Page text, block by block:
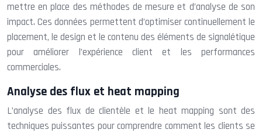
mettre en place des méthodes de mesure et d’analyse de son
impact. Ces données permettent d’optimiser continuellement le
placement, le design et le contenu des éléments de signalétique
pour améliorer l’expérience client et les performances
commerciales.
Analyse des flux et heat mapping
L’analyse des flux de clientèle et le heat mapping sont des
techniques puissantes pour comprendre comment les clients se